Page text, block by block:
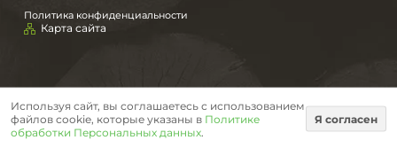
Политика конфиденциальности
Карта сайта
Используя сайт, вы соглашаетесь с использованием
файлов cookie, которые указаны в Политике
обработки Персональных данных.
Я согласен